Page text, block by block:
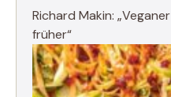
Richard Makin:
früher“